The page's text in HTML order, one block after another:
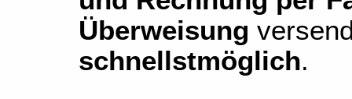
Überweisung
schnellstmöglich.